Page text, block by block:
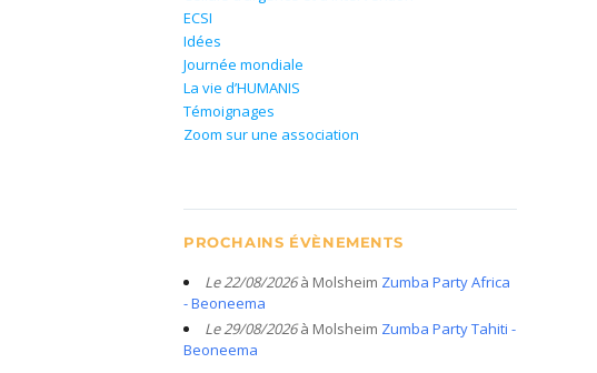
ECSI
Idées
Journée mondiale
La vie d’HUMANIS
Témoignages
Zoom sur une association
PROCHAINS ÉVÈNEMENTS
Le 22/08/2026à Molsheim Zumba Party Africa
- Beoneema
Le 29/08/2026à Molsheim Zumba Party Tahiti -
Beoneema